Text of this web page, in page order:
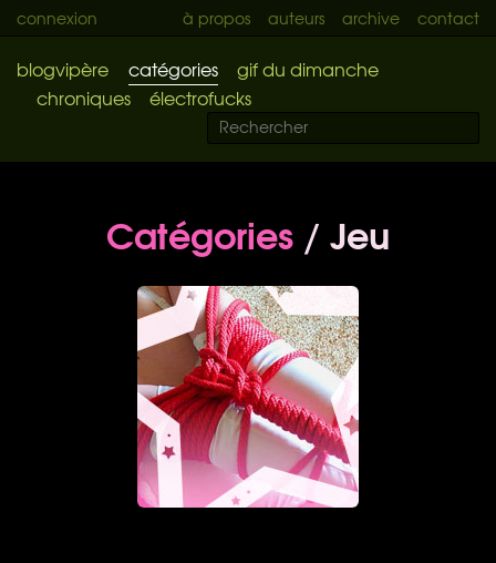
connexion à propos auteurs archive contact
blogvipère catégories
gif du dimanche
chroniques
électrofucks
Catégories / Jeu